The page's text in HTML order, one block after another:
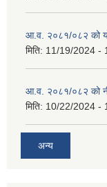
आ.व. २०८१/०८२ को
मिति: 11/19/2024 -
आ.व. २०८१/०८२ को
मिति: 10/22/2024 -
अन्य